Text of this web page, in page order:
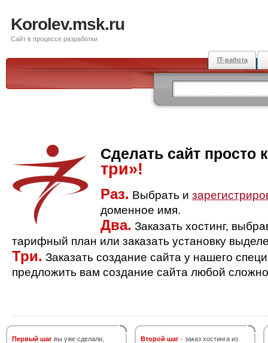
Korolev.msk.ru
Сайт в процессе разработки
IT-работа
Сделать сайт просто
три»!
Раз. Выбрать и
доменное имя.
Два. Заказать хостинг,
тарифный план или заказать установку
Три. Заказать создание сайта у нашего
предложить вам создание сайта любой
Первый шаг вы уже сделали,
Второй шаг - заказ хостинга из